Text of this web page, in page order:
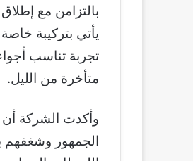
يأتي بتركيبة
تجربة تناسب
متأخرة من الليل.
وأكدت الشركة أن
الجمهور وشغفهم